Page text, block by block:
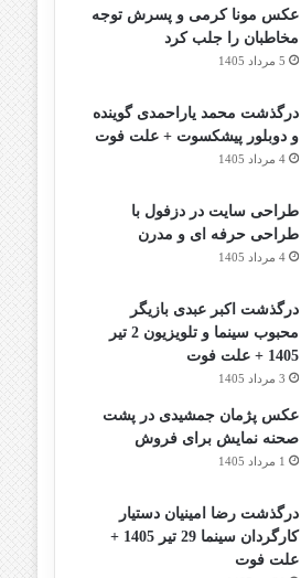
عکس مونا کرمی و پسرش توجه
مخاطبان را جلب کرد
5 مرداد 1405
درگذشت محمد یاراحمدی گوینده
و دوبلور پیشکسوت + علت فوت
4 مرداد 1405
طراحی سایت در دزفول با
طراحی حرفه‌ ای و مدرن
4 مرداد 1405
درگذشت اکبر عبدی بازیگر
محبوب سینما و تلویزیون 2 تیر
1405 + علت فوت
3 مرداد 1405
عکس پژمان جمشیدی در پشت
صحنه نمایش برای فروش
1 مرداد 1405
درگذشت رضا امینیان دستیار
کارگردان سینما 29 تیر 1405 +
علت فوت